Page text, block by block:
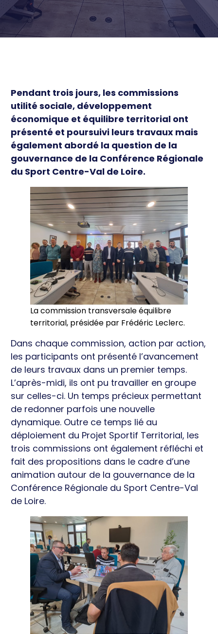
économique
Équipements et territoire
Sport de Haut niveau et
Équilibre territorial
Développement économique
Ressources
Actualités
Pendant trois jours, les commissions
utilité sociale, développement
économique et équilibre territorial ont
présenté et poursuivi leurs travaux mais
également abordé la question de la
gouvernance de la Conférence Régionale
du Sport Centre-Val de Loire.
La commission transversale équilibre
territorial, présidée par Frédéric Leclerc.
Dans chaque commission, action par action,
les participants ont présenté l’avancement
de leurs travaux dans un premier temps.
L’après-midi, ils ont pu travailler en groupe
sur celles-ci. Un temps précieux permettant
de redonner parfois une nouvelle
dynamique. Outre ce temps lié au
déploiement du Projet Sportif Territorial, les
trois commissions ont également réfléchi et
fait des propositions dans le cadre d’une
animation autour de la gouvernance de la
Conférence Régionale du Sport Centre-Val
de Loire.